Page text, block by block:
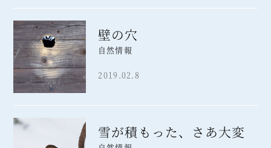
壁の穴
自然情報
2019.02.8
雪が積もった、さあ大変